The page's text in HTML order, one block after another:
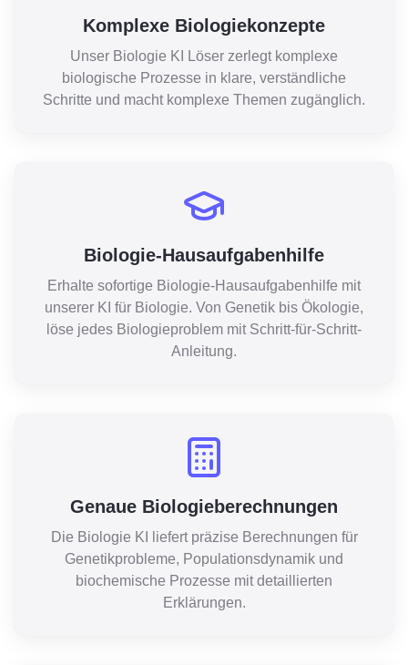
Komplexe Biologiekonzepte
Unser Biologie KI Löser zerlegt komplexe
biologische Prozesse in klare, verständliche
Schritte und macht komplexe Themen zugänglich.
Biologie-Hausaufgabenhilfe
Erhalte sofortige Biologie-Hausaufgabenhilfe mit
unserer KI für Biologie. Von Genetik bis Ökologie,
löse jedes Biologieproblem mit Schritt-für-Schritt-
Anleitung.
Genaue Biologieberechnungen
Die Biologie KI liefert präzise Berechnungen für
Genetikprobleme, Populationsdynamik und
biochemische Prozesse mit detaillierten
Erklärungen.